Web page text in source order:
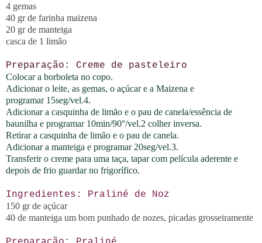
4 gemas
40 gr de farinha maizena
20 gr de manteiga
casca de 1 limão
Preparação: Creme de pasteleiro
Colocar a borboleta no copo.
Adicionar o leite, as gemas, o açúcar e a Maizena e
programar 15seg/vel.4.
Adicionar a casquinha de limão e o pau de canela/essência de
baunilha e programar 10min/90°/vel.2 colher inversa.
Retirar a casquinha de limão e o pau de canela.
Adicionar a manteiga e programar 20seg/vel.3.
Transferir o creme para uma taça, tapar com película aderente e
depois de frio guardar no frigorífico.
Ingredientes: Praliné de Noz
150 gr de açúcar
40 de manteiga um bom punhado de nozes, picadas grosseiramente